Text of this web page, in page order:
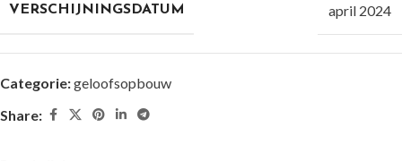
VERSCHIJNINGSDATUM april 2024
Categorie:geloofsopbouw
Share: